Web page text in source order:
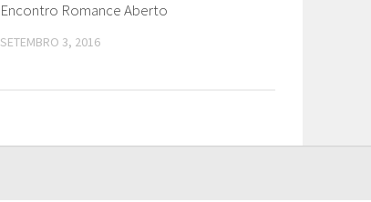
Encontro Romance Aberto
SETEMBRO 3, 2016